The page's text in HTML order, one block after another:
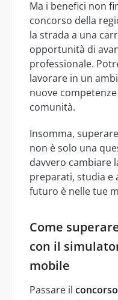
Ma i benefici non
concorso della
la strada a una
opportunità di
professionale.
lavorare in un
nuove
comunità.
Insomma,
non è solo una
davvero cambiare
preparati, studia e
futuro è nelle tue
Come
con il
mobile
Passare il